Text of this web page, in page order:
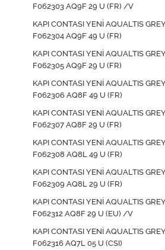
F062303 AQ9F 29 U (FR) /V
KAPI CONTASI YENİ AQUALTIS
F062304 AQ9F 49 U (FR)
KAPI CONTASI YENİ AQUALTIS
F062305 AQ9F 29 U (FR)
KAPI CONTASI YENİ AQUALTIS
F062306 AQ8F 49 U (FR)
KAPI CONTASI YENİ AQUALTIS
F062307 AQ8F 29 U (FR)
KAPI CONTASI YENİ AQUALTIS
F062308 AQ8L 49 U (FR)
KAPI CONTASI YENİ AQUALTIS
F062309 AQ8L 29 U (FR)
KAPI CONTASI YENİ AQUALTIS
F062312 AQ8F 29 U (EU) /V
KAPI CONTASI YENİ AQUALTIS
F062316 AQ7L 05 U (CSI)